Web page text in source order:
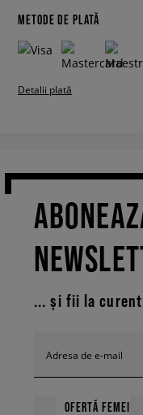
METODE DE PLATĂ
Detalii plată
... și fii la curent
Adresa de e-mail
OFERTĂ FEMEI